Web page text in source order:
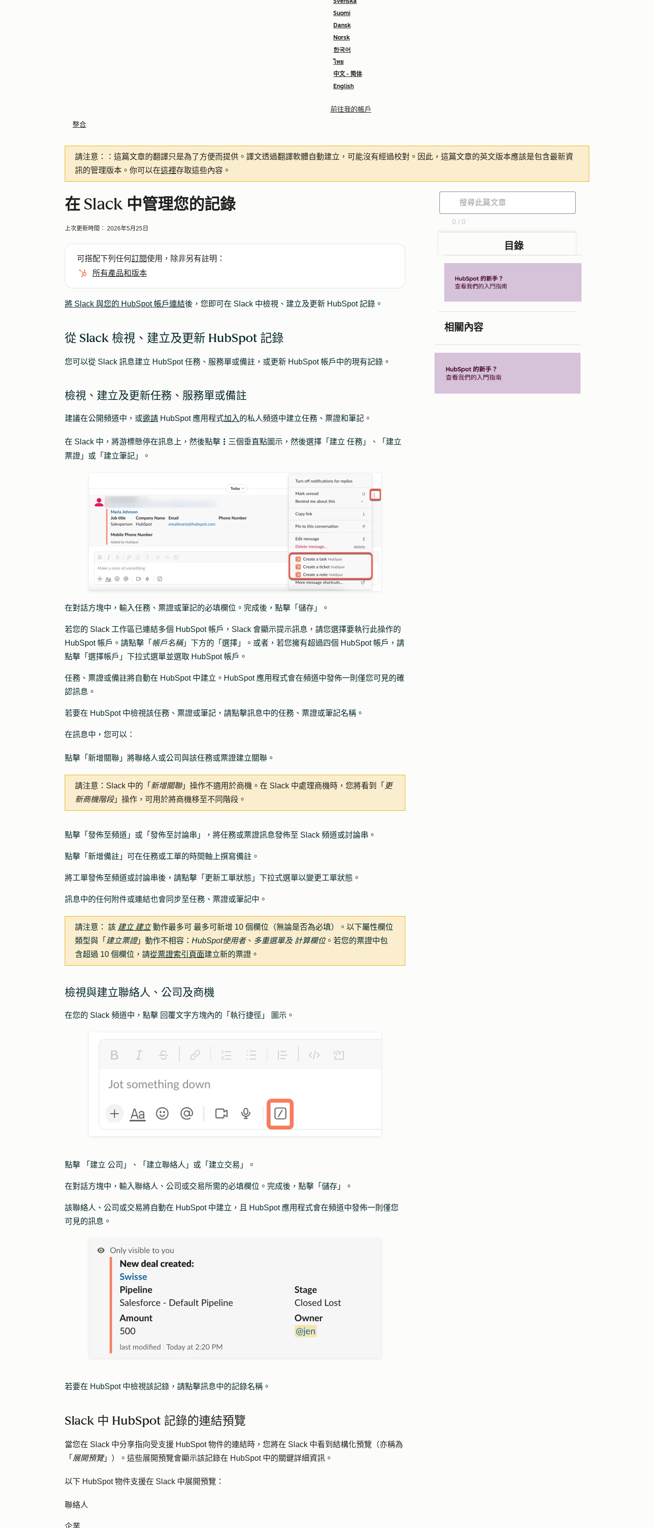
Suomi
Dansk
Norsk
한국어
ไทย
中文 - 简体
English
前往我的帳戶
整合
請注意：
：這篇文章的翻譯只是為了方便而提供。譯文透過翻譯軟體自動建立，可能沒有經過校對。因此，這篇文章的英文版本應該是包含最新資
訊的管理版本。你可以在這裡存取這些內容。
在 Slack 中管理您的記錄
上次更新時間： 2026年5月25日
可搭配下列任何訂閱使用，除非另有註明：
所有產品和版本
將 Slack 與您的 HubSpot 帳戶連結後，您即可在 Slack 中檢視、建立及更新 HubSpot 記錄。
從 Slack 檢視、建立及更新 HubSpot 記錄
您可以從 Slack 訊息建立 HubSpot 任務、服務單或備註，或更新 HubSpot 帳戶中的現有記錄。
檢視、建立及更新任務、服務單或備註
建議在公開頻道中，或邀請 HubSpot 應用程式加入 的私人頻道中建立任務、票證和筆記。
在 Slack 中，將游標懸停在訊息上，然後點擊 verticalMenu 三個垂直點圖示 ，然後選擇 「建立 任務 」、「 建立
票證 」或「 建立筆記 」。
在對話方塊中，輸入任務、票證或筆記的必填欄位。完成後，點擊「 儲存 」。
若您的 Slack 工作區已連結多個 HubSpot 帳戶，Slack 會顯示提示訊息，請您選擇要執行此操作的
HubSpot 帳戶。請點擊「 帳戶名稱」下方的 「選擇」
。或者，若您擁有超過四個 HubSpot 帳戶，請
點擊「 選擇帳戶 」下拉式選單並選取 HubSpot 帳戶。
任務、票證或備註將自動在 HubSpot 中建立。HubSpot 應用程式會在頻道中發佈一則僅您可見的確
認訊息。
若要在 HubSpot 中檢視該任務、票證或筆記，請點擊訊息中的任務、票證或筆記名稱 。
在訊息中，您可以：
點擊「 新增關聯 」將聯絡人或公司與該任務或票證建立關聯。
請注意： Slack 中的「 新增關聯」操作不適用於商機。在 Slack 中處理商機時，您將看到「 更
新商機階段」操作，可用於將商機移至不同階段。
點擊 「發佈至頻道 」或 「發佈至討論串」 ，將任務或票證訊息發佈至 Slack 頻道或討論串。
點擊「 新增備註 」可在任務或工單的時間軸上撰寫備註。
將工單發佈至頻道或討論串後，請點擊「 更新工單狀態 」下拉式選單以變更工單狀態。
訊息中的任何附件或連結也會同步至任務、票證或筆記中。
請注意： 該 建立 建立動作最多可 最多可新增 10 個欄位（無論是否為必填）。以下屬性欄位
類型與「 建立票證」動作不相容： HubSpot使用者、 多重選單及 計算欄位。若您的票證中包
含超過 10 個欄位，請從票證索引頁面建立新的票證。
檢視與建立聯絡人、公司及商機
在您的 Slack 頻道中，點擊 回覆文字方塊內的 「 執行捷徑 」 圖示。
點擊 「建立 公司 」、「 建立聯絡人 」或「 建立交易 」。
在對話方塊中，輸入聯絡人、公司或交易所需的必填欄位。完成後，點擊「 儲存 」。
該聯絡人、公司或交易將自動在 HubSpot 中建立，且 HubSpot 應用程式會在頻道中發佈一則僅您
可見的訊息。
若要在 HubSpot 中檢視該記錄，請點擊訊息中的記錄名稱 。
Slack 中 HubSpot 記錄的連結預覽
當您在 Slack 中分享指向受支援 HubSpot 物件的連結時，您將在 Slack 中看到結構化預覽（亦稱為
「 展開預覽」）。這些展開預覽會顯示該記錄在 HubSpot 中的關鍵詳細資訊。
以下 HubSpot 物件支援在 Slack 中展開預覽：
聯絡人
企業
0 / 0
目錄
相關內容